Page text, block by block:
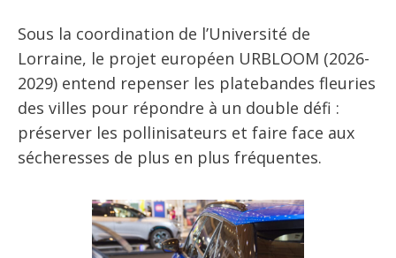
Sous la coordination de l’Université de
Lorraine, le projet européen URBLOOM (2026-
2029) entend repenser les platebandes fleuries
des villes pour répondre à un double défi :
préserver les pollinisateurs et faire face aux
sécheresses de plus en plus fréquentes.